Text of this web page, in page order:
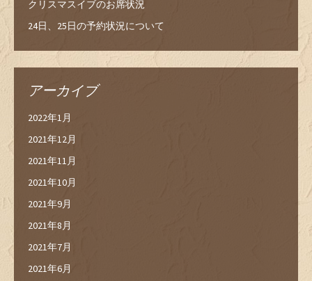
クリスマスイブのお席状況
24日、25日の予約状況について
アーカイブ
2022年1月
2021年12月
2021年11月
2021年10月
2021年9月
2021年8月
2021年7月
2021年6月